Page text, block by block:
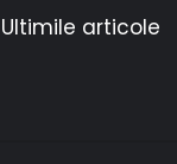
Ultimile articole